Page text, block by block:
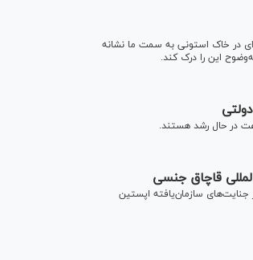
در خاک استونی به سمت ما نشانه
این را درک کند.
در حال رشد هستند.
قاچاق جنسی
سازمان‌یافته اپستین